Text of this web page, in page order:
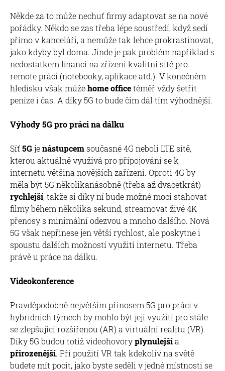
Někde za to může nechuť firmy adaptovat se na nové
pořádky. Někdo se zas třeba lépe soustředí, když sedí
přímo v kanceláři, a nemůže tak lehce prokrastinovat,
jako kdyby byl doma. Jinde je pak problém například s
nedostatkem financí na zřízení kvalitní sítě pro
remote práci (notebooky, aplikace atd.). V konečném
hledisku však můžehome officetéměř vždy šetřit
peníze i čas. A díky 5G to bude čím dál tím výhodnější.
Výhody 5G pro práci na dálku
Síť5G jenástupcemsoučasné 4G neboli LTE sítě,
kterou aktuálně využívá pro připojování se k
internetu většina novějších zařízení. Oproti 4G by
měla být 5G několikanásobně (třeba až dvacetkrát)
rychlejší, takže si díky ní bude možné moci stahovat
filmy během několika sekund, streamovat živé 4K
přenosy s minimální odezvou a mnoho dalšího. Nová
5G však nepřinese jen větší rychlost, ale poskytne i
spoustu dalších možností využití internetu. Třeba
právě u práce na dálku.
Videokonference
Pravděpodobně největším přínosem 5G pro práci v
hybridních týmech by mohlo být její využití pro stále
se zlepšující rozšířenou (AR) a virtuální realitu (VR).
Díky 5G budou totiž videohovoryplynulejšía
přirozenější. Při použití VR tak kdekoliv na světě
budete mít pocit, jako byste seděli v jedné místnosti se